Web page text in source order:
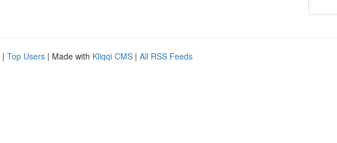
| Top Users | Made with Kliqqi CMS | All RSS Feeds